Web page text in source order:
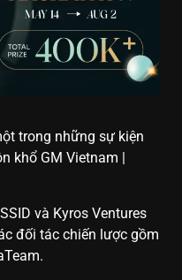
trong những sự kiện
khổ GM Vietnam |
và Kyros Ventures
đối tác chiến lược gồm